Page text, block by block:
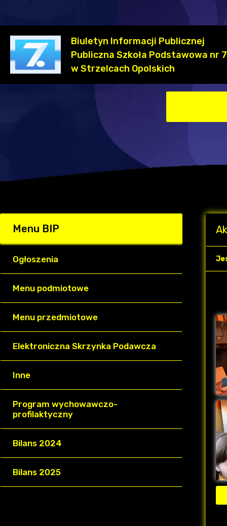
Biuletyn Informacji Publicznej
Publiczna Szkoła Podstawowa nr 7
w Strzelcach Opolskich
Menu BIP
Ogłoszenia
Menu podmiotowe
Menu przedmiotowe
Elektroniczna Skrzynka Podawcza
Inne
Program wychowawczo-
profilaktyczny
Bilans 2024
Bilans 2025